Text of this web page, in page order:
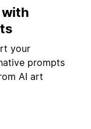
your
prompts
AI art